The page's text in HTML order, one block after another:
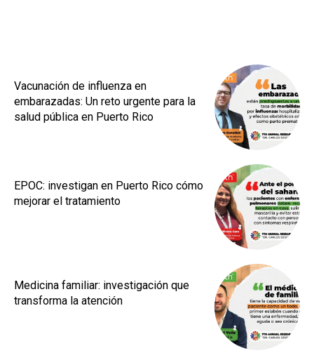
Vacunación de influenza en
embarazadas: Un reto urgente para la
salud pública en Puerto Rico
EPOC: investigan en Puerto Rico cómo
mejorar el tratamiento
Medicina familiar: investigación que
transforma la atención